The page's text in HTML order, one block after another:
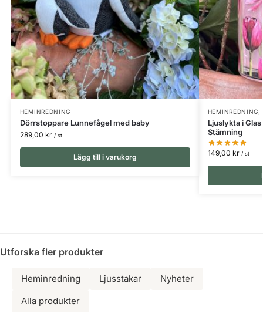
HEMINREDNING
Dörrstoppare Lunnefågel med baby
289,00 kr / st
Lägg till i varukorg
HEMINREDNING,
Ljuslykta i
Stämning
149,00 kr / st
Utforska fler produkter
Heminredning Ljusstakar
Nyheter
Alla produkter